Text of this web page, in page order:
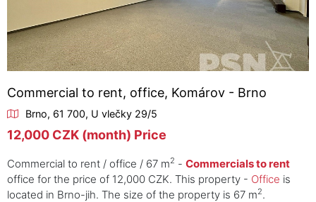
Commercial to rent, office, Komárov - Brno
Brno, 61 700, U vlečky 29/5
12,000 CZK (month) Price
Commercial to rent / office / 67 m2 - Commercials to rent
office for the price of 12,000 CZK. This property - Office is
located in Brno-jih. The size of the property is 67 m2.